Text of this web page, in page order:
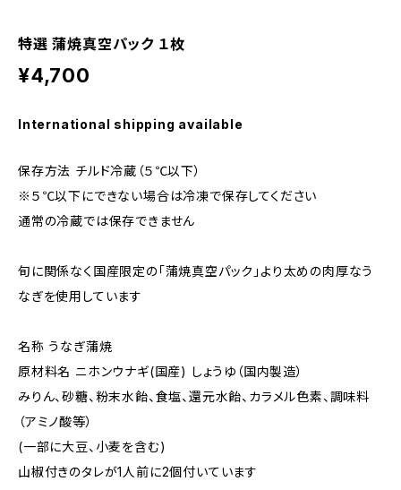
特選 蒲焼真空パック １枚
¥4,700
International shipping available
保存方法 チルド冷蔵（５℃以下）
※５℃以下にできない場合は冷凍で保存してください
通常の冷蔵では保存できません
旬に関係なく国産限定の「蒲焼真空パック」より太めの肉厚なう
なぎを使用しています
名称 うなぎ蒲焼
原材料名 ニホンウナギ(国産) しょうゆ（国内製造）
みりん、砂糖、粉末水飴、食塩、還元水飴、カラメル色素、調味料
（アミノ酸等）
(一部に大豆、小麦を含む)
山椒付きのタレが1人前に2個付いています